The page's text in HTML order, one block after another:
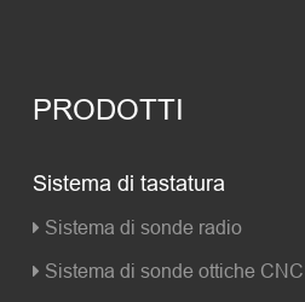
PRODOTTI
Sistema di tastatura
Sistema di sonde radio
Sistema di sonde ottiche CNC